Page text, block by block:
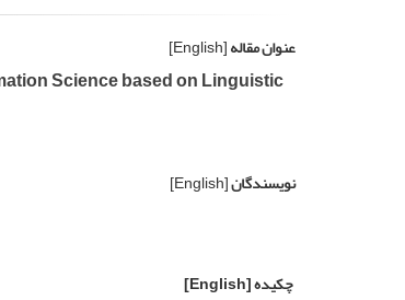
عنوان مقاله[English]
Science based on Linguistic
نویسندگان[English]
چکیده[English]